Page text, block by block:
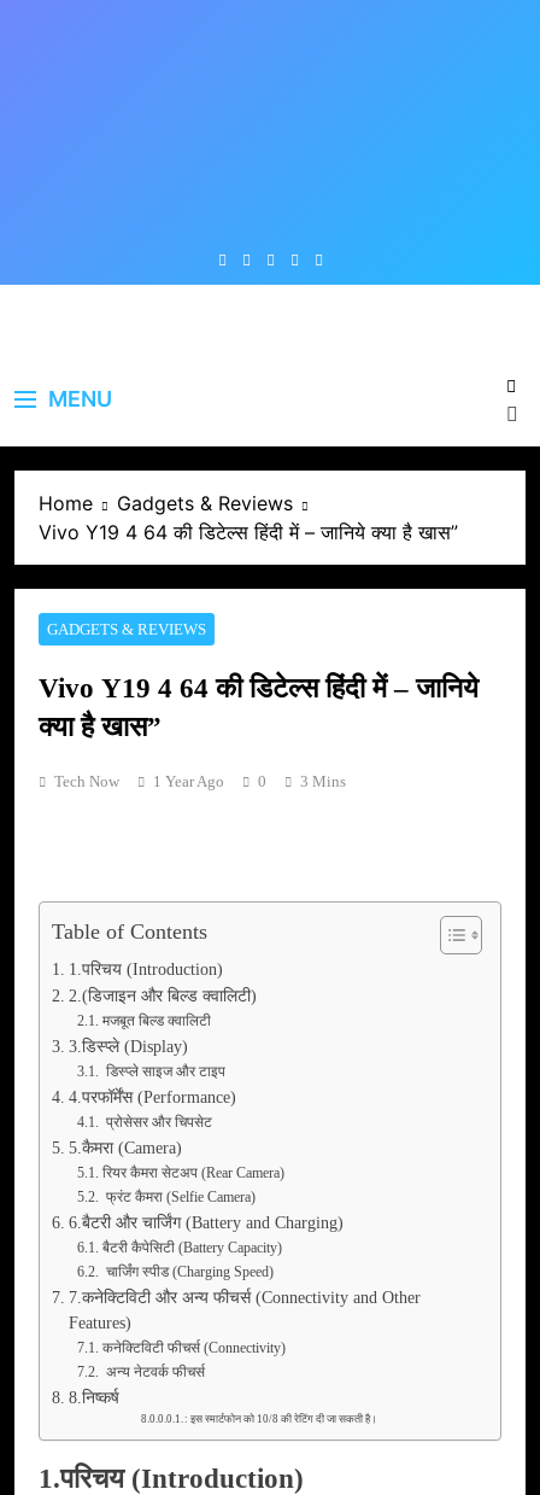
MENU
Home
Gadgets & Reviews
Vivo Y19 4 64 की डिटेल्स हिंदी में – जानिये क्या है खास”
GADGETS & REVIEWS
Vivo Y19 4 64 की डिटेल्स हिंदी में – जानिये
क्या है खास”
Tech Now 1 Year Ago 0 3 Mins
Table of Contents
1.परिचय (Introduction)
2.(डिजाइन और बिल्ड क्वालिटी)
मजबूत बिल्ड क्वालिटी
3.डिस्प्ले (Display)
डिस्प्ले साइज और टाइप
4.परफॉर्मेंस (Performance)
प्रोसेसर और चिपसेट
5.कैमरा (Camera)
रियर कैमरा सेटअप (Rear Camera)
फ्रंट कैमरा (Selfie Camera)
6.बैटरी और चार्जिंग (Battery and Charging)
बैटरी कैपेसिटी (Battery Capacity)
चार्जिंग स्पीड (Charging Speed)
7.कनेक्टिविटी और अन्य फीचर्स (Connectivity and Other
Features)
कनेक्टिविटी फीचर्स (Connectivity)
अन्य नेटवर्क फीचर्स
8.निष्कर्ष
: इस स्मार्टफोन को 10/8 की रेटिंग दी जा सकती है।
1.परिचय (Introduction)